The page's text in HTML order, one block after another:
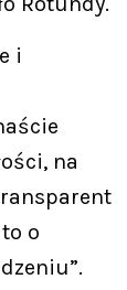
i
na
o